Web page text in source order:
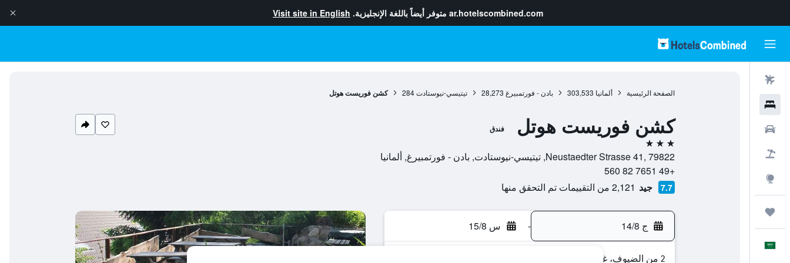
ar.hotelscombined.com متوفر أيضاً باللغة الإنجليزية. Visit site in English
الصفحة الرئيسية ألمانيا 303,533 بادن - فورتمبيرغ 28,273 تيتيسي-نيوستادت 284 كشن فوريست هوتل
كشن فوريست هوتل فندق
3 نجوم
Neustaedter Strasse 41, 79822, تيتيسي-نيوستادت, بادن - فورتمبيرغ, ألمانيا
+49 7651 82 560
7.7 جيد 2,121 من التقييمات تم التحقق منها
ج 14/8 - س 15/8
2 من الضيوف، غرفة واحدة